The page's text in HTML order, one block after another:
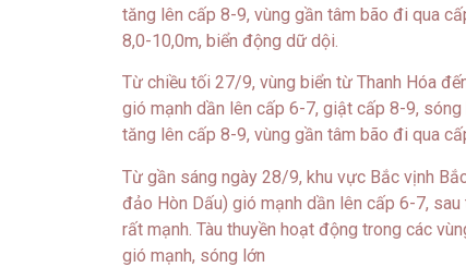
tăng lên cấp 8-9, vùng gần tâm bão đi qua
8,0-10,0m, biển động dữ dội.
Từ chiều tối 27/9, vùng biển từ Thanh Hóa
gió mạnh dần lên cấp 6-7, giật cấp 8-9,
tăng lên cấp 8-9, vùng gần tâm bão đi qua
Từ gần sáng ngày 28/9, khu vực Bắc vịnh
đảo Hòn Dấu) gió mạnh dần lên cấp 6-7,
rất mạnh. Tàu thuyền hoạt động trong các
gió mạnh, sóng lớn